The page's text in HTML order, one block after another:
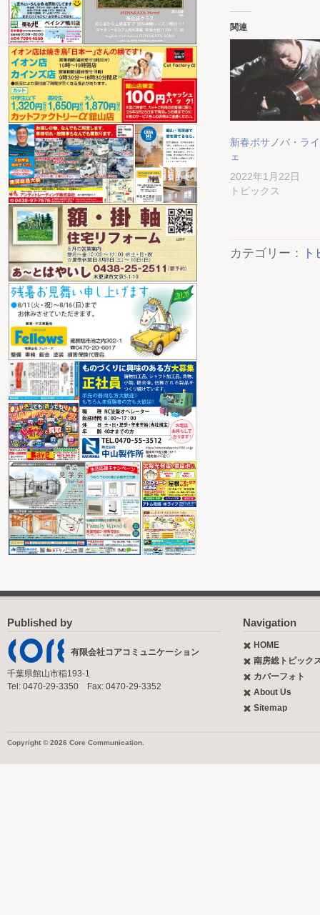
関連
新春ボサノバ・ラ
ェ
2022年1月22日
トピックス
カテゴリー：
Published by
有限会社コアコミュニケーション
千葉県館山市稲193-1
Tel: 0470-29-3350 Fax: 0470-29-3352
Navigation
HOME
南房総トピック
カバーフォト
About Us
Sitemap
Copyright © 2026 Core Communication.